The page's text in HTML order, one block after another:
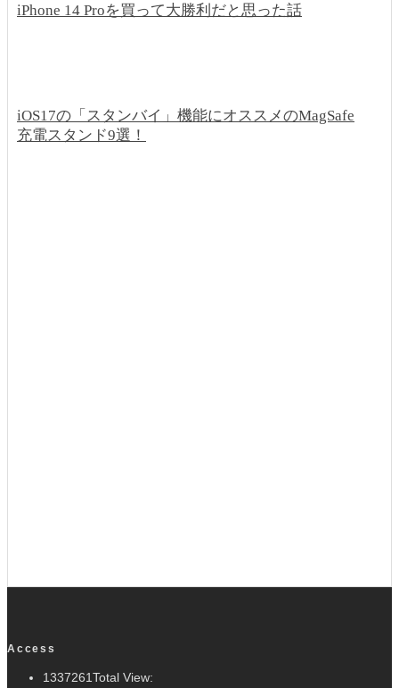
iPhone 14 Proを買って大勝利だと思った話
iOS17の「スタンバイ」機能にオススメのMagSafe
充電スタンド9選！
Access
1337261Total View: